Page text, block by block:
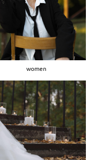
women